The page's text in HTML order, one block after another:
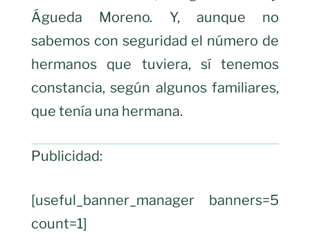
Águeda Moreno. Y, aunque no
sabemos con seguridad el número de
hermanos que tuviera, sí tenemos
constancia, según algunos familiares,
que tenía una hermana.
Publicidad:
[useful_banner_manager banners=5
count=1]